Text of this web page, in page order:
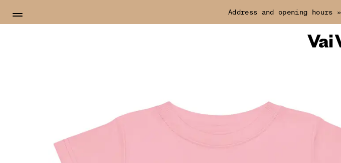
Address and opening hours »